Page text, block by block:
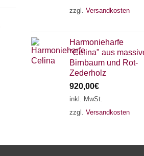
zzgl. Versandkosten
Harmonieharfe
"Celina" aus
Birnbaum und Rot-
Zederholz
920,00€
inkl. MwSt.
zzgl. Versandkosten
18 SAITEN 21 SAITEN 25
AKKORDZITHER